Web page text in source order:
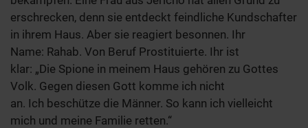
erschrecken, denn sie entdeckt feindliche Kundschafter
in ihrem Haus. Aber sie reagiert besonnen. Ihr
Name: Rahab. Von Beruf Prostituierte. Ihr ist
klar: „Die Spione in meinem Haus gehören zu Gottes
Volk. Gegen diesen Gott komme ich nicht
an. Ich beschütze die Männer. So kann ich vielleicht
mich und meine Familie retten.“